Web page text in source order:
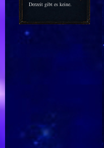
Derzeit gibt es keine.